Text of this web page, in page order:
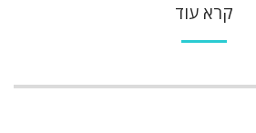
קרא עוד